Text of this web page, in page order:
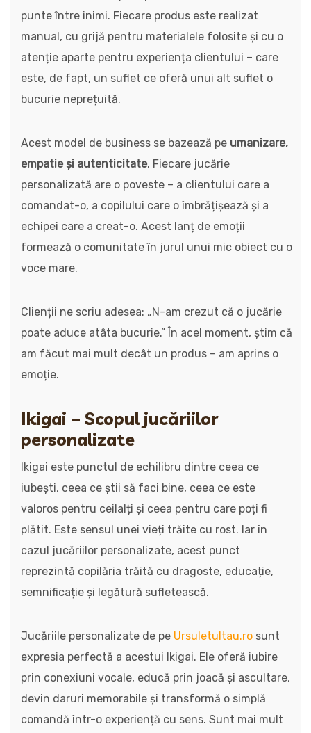
punte între inimi. Fiecare produs este realizat
manual, cu grijă pentru materialele folosite și cu o
atenție aparte pentru experiența clientului – care
este, de fapt, un suflet ce oferă unui alt suflet o
bucurie neprețuită.
Acest model de business se bazează pe umanizare,
empatie și autenticitate. Fiecare jucărie
personalizată are o poveste – a clientului care a
comandat-o, a copilului care o îmbrățișează și a
echipei care a creat-o. Acest lanț de emoții
formează o comunitate în jurul unui mic obiect cu o
voce mare.
Clienții ne scriu adesea: „N-am crezut că o jucărie
poate aduce atâta bucurie.” În acel moment, știm că
am făcut mai mult decât un produs – am aprins o
emoție.
Ikigai – Scopul jucăriilor
personalizate
Ikigai este punctul de echilibru dintre ceea ce
iubești, ceea ce știi să faci bine, ceea ce este
valoros pentru ceilalți și ceea pentru care poți fi
plătit. Este sensul unei vieți trăite cu rost. Iar în
cazul jucăriilor personalizate, acest punct
reprezintă copilăria trăită cu dragoste, educație,
semnificație și legătură sufletească.
Jucăriile personalizate de pe Ursuletultau.ro sunt
expresia perfectă a acestui Ikigai. Ele oferă iubire
prin conexiuni vocale, educă prin joacă și ascultare,
devin daruri memorabile și transformă o simplă
comandă într-o experiență cu sens. Sunt mai mult